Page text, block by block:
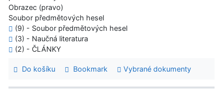
Obrazec (pravo)
Soubor předmětových hesel
(9) - Soubor předmětových hesel
(3) - Naučná literatura
(2) - ČLÁNKY
Do košíku Bookmark Vybrané dokumenty